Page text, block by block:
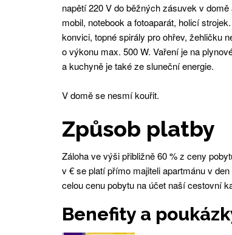
napětí 220 V do běžných zásuvek v
mobil, notebook a fotoaparát, holicí
konvici, topné spirály pro ohřev, žehličku
o výkonu max. 500 W. Vaření je na
a kuchyně je také ze sluneční energie.
V domě se nesmí kouřit.
Způsob platby
Záloha ve výši přibližně 60 % z ceny
v € se platí přímo majiteli apartmánu v
celou cenu pobytu na účet naší cestovní
Benefity a